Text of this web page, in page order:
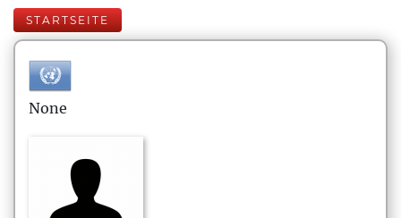
STARTSEITE
None